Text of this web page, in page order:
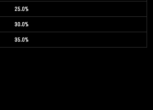
25.0%
30.0%
35.0%